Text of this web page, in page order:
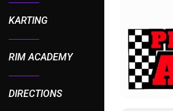
KARTING
RIM ACADEMY
DIRECTIONS